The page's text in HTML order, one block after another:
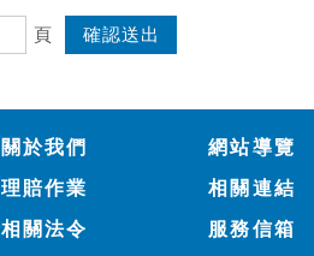
頁
關於我們
理賠作業
相關法令
網站導覽
相關連結
服務信箱